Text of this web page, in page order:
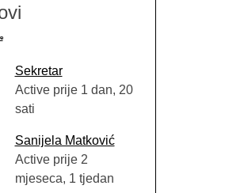
Sekretar
Active prije 1 dan, 20
sati
Sanijela Matković
Active prije 2
mjeseca, 1 tjedan